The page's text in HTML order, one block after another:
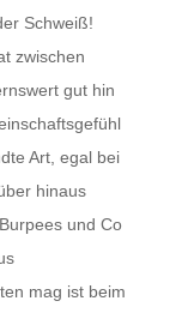
Schweiß!
zwischen
gut hin
Art, egal bei
hinaus
und Co
mag ist beim